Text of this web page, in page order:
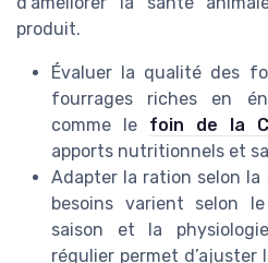
produit.
Évaluer la qualité des
fourrages riches en
comme le foin de la
apports nutritionnels et
Adapter la ration selon
besoins varient selon
saison et la
régulier permet d’ajuster